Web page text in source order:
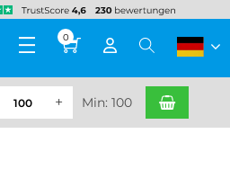
0
Min: 100